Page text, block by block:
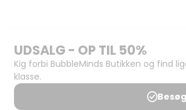
Support og
juridisk:
Spørgsmål og
svar
Medlemsbetingelser